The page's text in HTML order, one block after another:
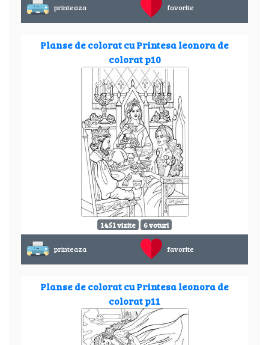
printeaza favorite
Planse de colorat cu Printesa leonora de
colorat p10
1451 vizite 6 voturi
printeaza favorite
Planse de colorat cu Printesa leonora de
colorat p11